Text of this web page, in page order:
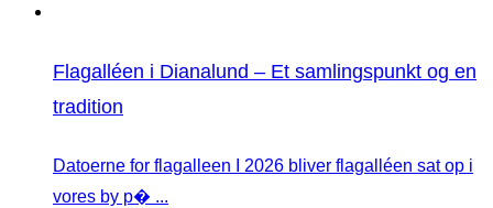
Flagalléen i Dianalund – Et samlingspunkt og en
tradition
Datoerne for flagalleen I 2026 bliver flagalléen sat op i
vores by p� ...